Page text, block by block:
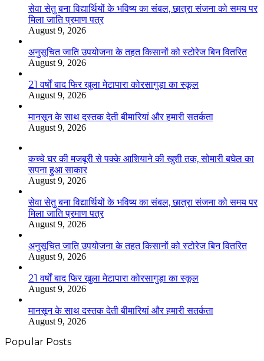
सेवा सेतु बना विद्यार्थियों के भविष्य का संबल, छात्रा संजना को समय पर
मिला जाति प्रमाण पत्र
August 9, 2026
अनुसूचित जाति उपयोजना के तहत किसानों को स्टोरेज बिन वितरित
August 9, 2026
21 वर्षों बाद फिर खुला मेटापारा कोरसागुड़ा का स्कूल
August 9, 2026
मानसून के साथ दस्तक देती बीमारियां और हमारी सतर्कता
August 9, 2026
कच्चे घर की मजबूरी से पक्के आशियाने की खुशी तक, सोमारी बघेल का
सपना हुआ साकार
August 9, 2026
सेवा सेतु बना विद्यार्थियों के भविष्य का संबल, छात्रा संजना को समय पर
मिला जाति प्रमाण पत्र
August 9, 2026
अनुसूचित जाति उपयोजना के तहत किसानों को स्टोरेज बिन वितरित
August 9, 2026
21 वर्षों बाद फिर खुला मेटापारा कोरसागुड़ा का स्कूल
August 9, 2026
मानसून के साथ दस्तक देती बीमारियां और हमारी सतर्कता
August 9, 2026
Popular Posts